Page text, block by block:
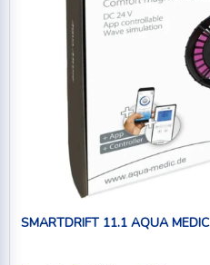
SMARTDRIFT 11.1 AQUA MEDIC